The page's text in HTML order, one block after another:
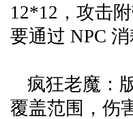
12*12，攻击
要通过 NPC
疯狂老魔：
覆盖范围，伤